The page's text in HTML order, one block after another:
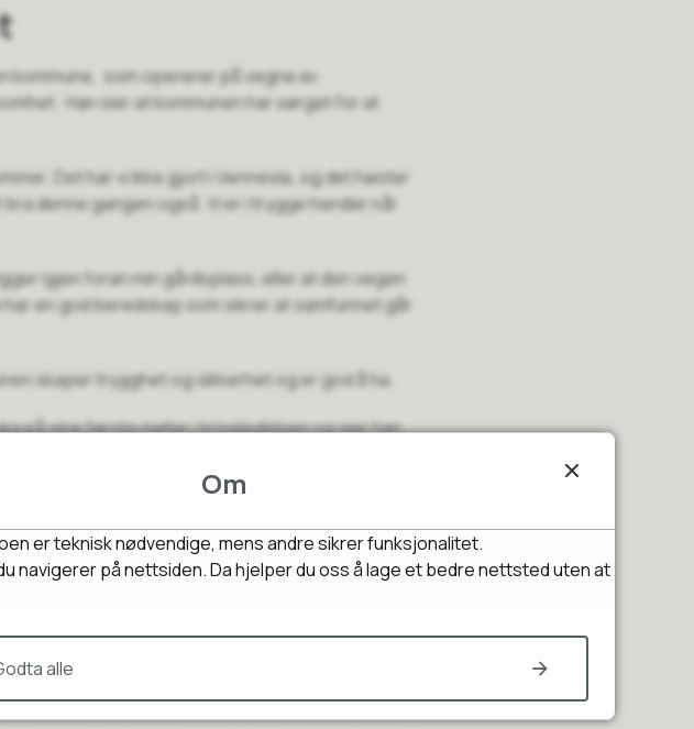
kommune, som opererer på vegne av
Han sier at kommunen har sørget for at
Det har vi ikke gjort i Vennesla, og det høster
denne gangen også. Vi er i trygge hender når
igjen foran min gårdsplass, eller at den vegen
en god beredskap som sikrer at samfunnet går
skaper trygghet og sikkerhet og er god å ha.
på sine første møter i kriseledelsen og sier han
mot noen fantastisk flotte vinterdager, men det
nå er vi der vi er. Derfor legger vi ut sand som
Om
er teknisk nødvendige, mens andre sikrer funksjonalitet.
navigerer på nettsiden. Da hjelper du oss å lage et bedre nettsted uten at
alle